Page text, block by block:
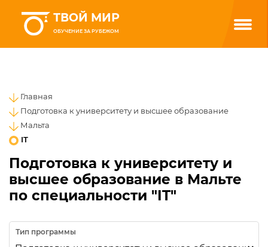
ТВОЙ МИР
ОБУЧЕНИЕ ЗА РУБЕЖОМ
Главная
Подготовка к университету и высшее образование
Мальта
IT
Подготовка к университету и
высшее образование в Мальте
по специальности "IT"
Тип программы